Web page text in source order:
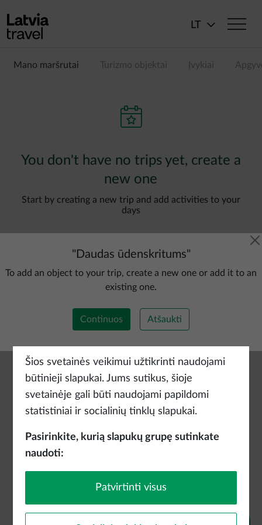
LT
Mano maršrutai Turizmo objektai Įvykiai
You don't have no trips yet, create a
new one
Start by creating a new trip and add activities to your
days
Pridėti naują maršrutą
" Daudas ūdenskritums"
To add an object to your trip, create a new one or add it to an
existing one.
Continuos Atšaukti
Šios svetainės veikimui užtikrinti naudojami
būtinieji slapukai. Jums sutikus, šioje
svetainėje gali būti naudojami papildomi
statistiniai ir socialinių tinklų slapukai.
Pasirinkite, kurią slapukų grupę sutinkate
naudoti:
Patvirtinti visus